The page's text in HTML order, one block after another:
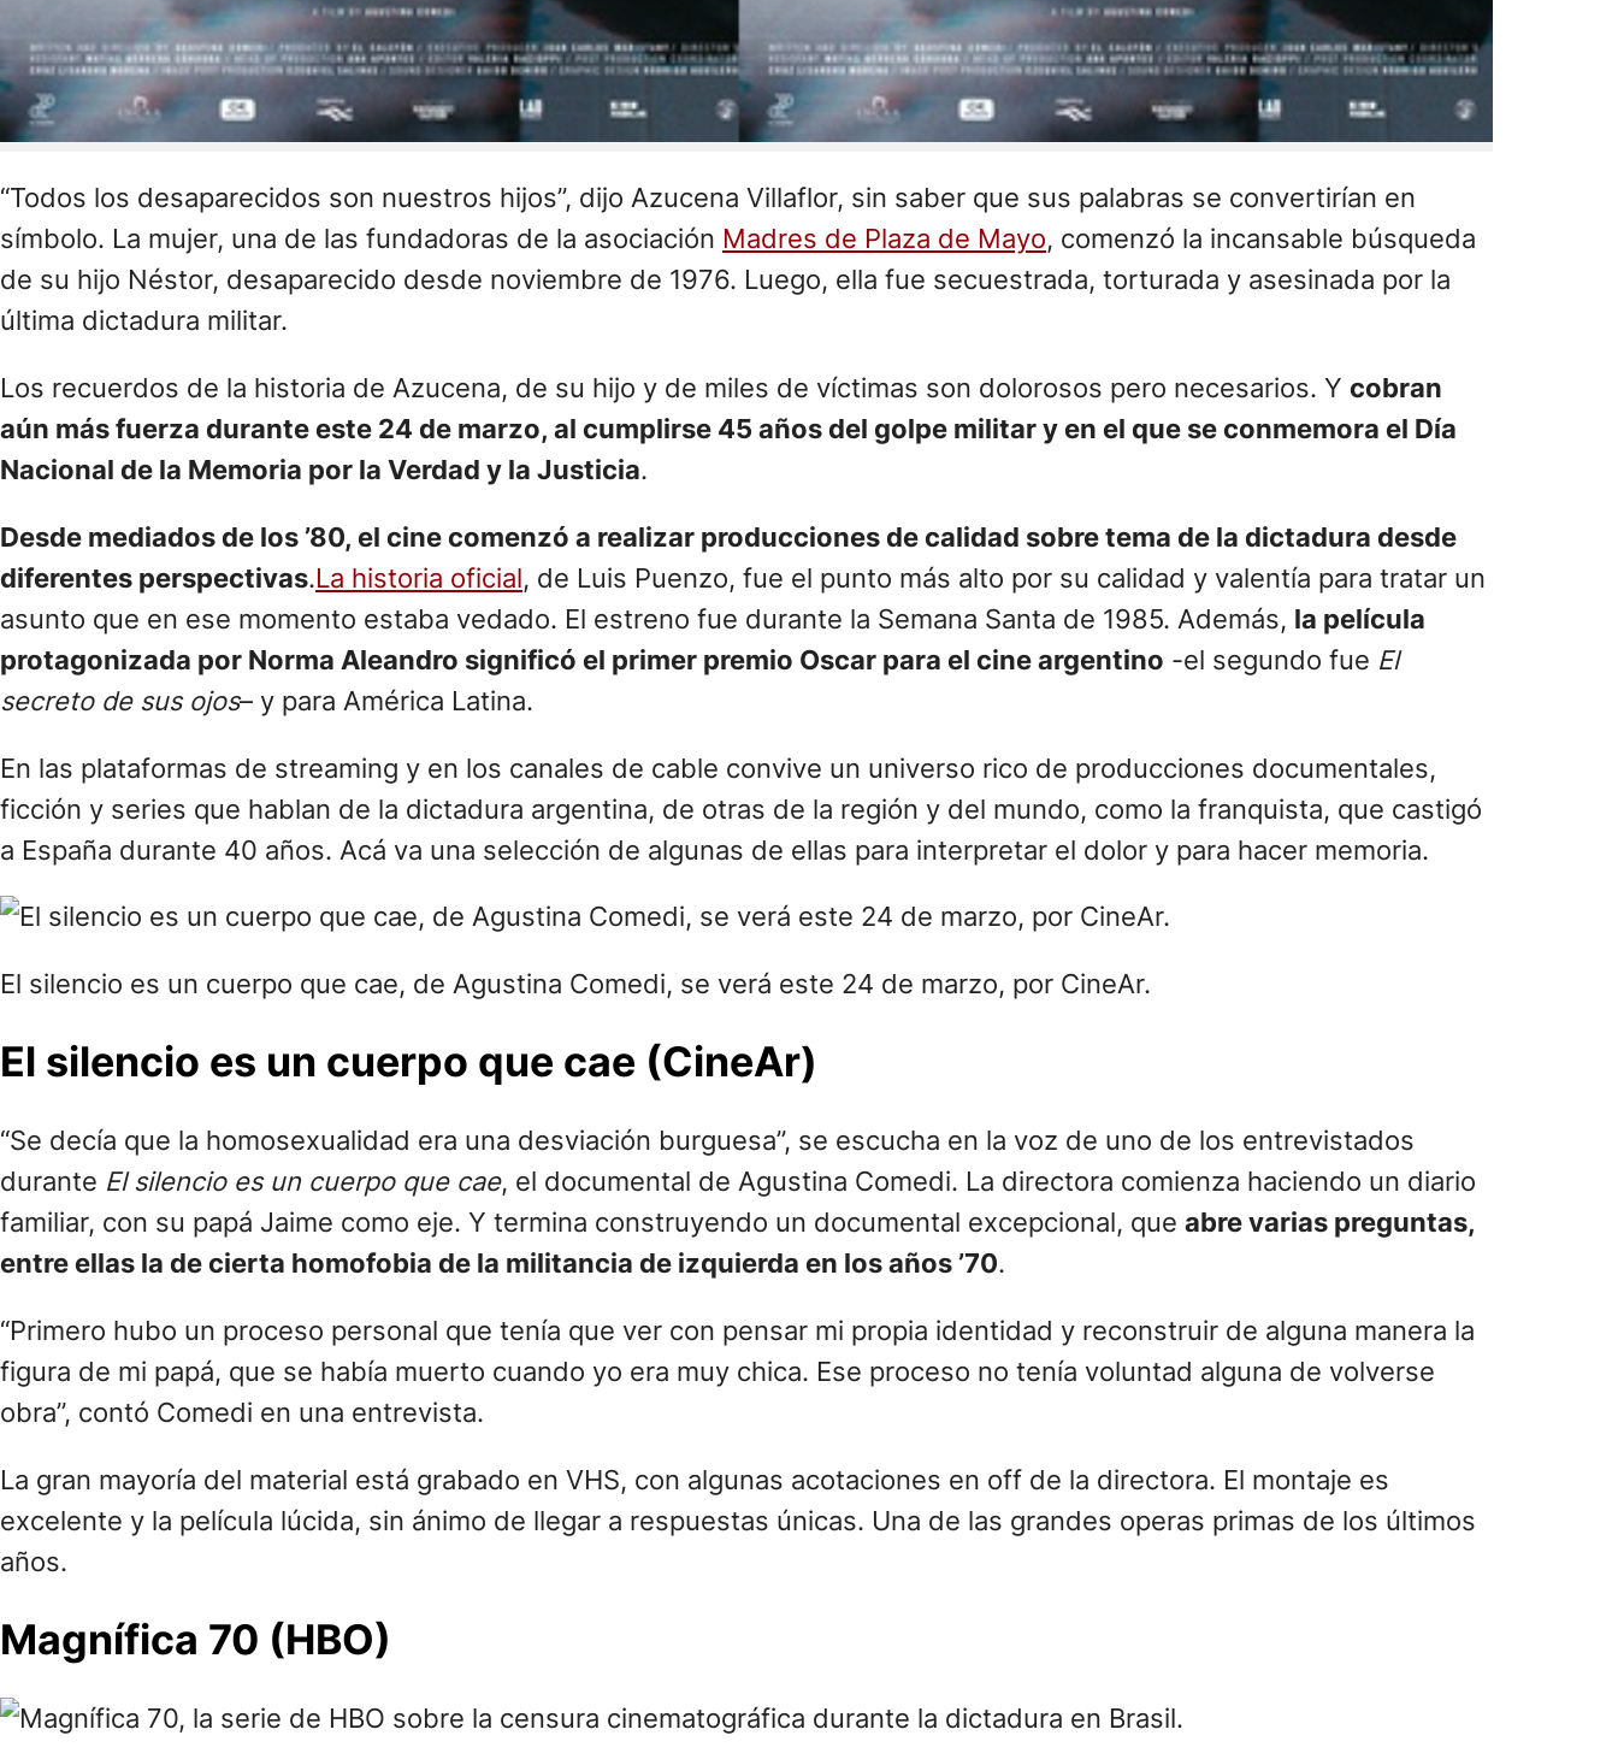
“Todos los desaparecidos son nuestros hijos”, dijo Azucena Villaflor, sin saber que sus palabras se convertirían en
símbolo. La mujer, una de las fundadoras de la asociación Madres de Plaza de Mayo, comenzó la incansable búsqueda
de su hijo Néstor, desaparecido desde noviembre de 1976. Luego, ella fue secuestrada, torturada y asesinada por la
última dictadura militar.
Los recuerdos de la historia de Azucena, de su hijo y de miles de víctimas son dolorosos pero necesarios. Y cobran
aún más fuerza durante este 24 de marzo, al cumplirse 45 años del golpe militar y en el que se conmemora el Día
Nacional de la Memoria por la Verdad y la Justicia.
Desde mediados de los ’80, el cine comenzó a realizar producciones de calidad sobre tema de la dictadura desde
diferentes perspectivas.La historia oficial, de Luis Puenzo, fue el punto más alto por su calidad y valentía para tratar un
asunto que en ese momento estaba vedado. El estreno fue durante la Semana Santa de 1985. Además, la película
protagonizada por Norma Aleandro significó el primer premio Oscar para el cine argentino -el segundo fue El
secreto de sus ojos– y para América Latina.
En las plataformas de streaming y en los canales de cable convive un universo rico de producciones documentales,
ficción y series que hablan de la dictadura argentina, de otras de la región y del mundo, como la franquista, que castigó
a España durante 40 años. Acá va una selección de algunas de ellas para interpretar el dolor y para hacer memoria.
El silencio es un cuerpo que cae, de Agustina Comedi, se verá este 24 de marzo, por CineAr.
El silencio es un cuerpo que cae (CineAr)
“Se decía que la homosexualidad era una desviación burguesa”, se escucha en la voz de uno de los entrevistados
durante El silencio es un cuerpo que cae, el documental de Agustina Comedi. La directora comienza haciendo un diario
familiar, con su papá Jaime como eje. Y termina construyendo un documental excepcional, que abre varias preguntas,
entre ellas la de cierta homofobia de la militancia de izquierda en los años ’70.
“Primero hubo un proceso personal que tenía que ver con pensar mi propia identidad y reconstruir de alguna manera la
figura de mi papá, que se había muerto cuando yo era muy chica. Ese proceso no tenía voluntad alguna de volverse
obra”, contó Comedi en una entrevista.
La gran mayoría del material está grabado en VHS, con algunas acotaciones en off de la directora. El montaje es
excelente y la película lúcida, sin ánimo de llegar a respuestas únicas. Una de las grandes operas primas de los últimos
años.
Magnífica 70 (HBO)